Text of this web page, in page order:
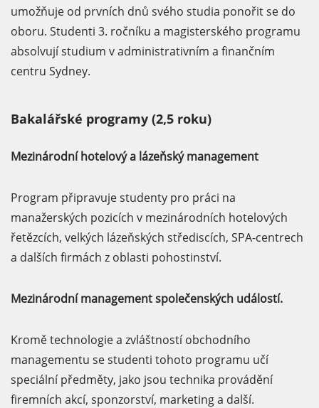
umožňuje od prvních dnů svého studia ponořit se do
oboru. Studenti 3. ročníku a magisterského programu
absolvují studium v administrativním a finančním
centru Sydney.
Bakalářské programy (2,5 roku)
Mezinárodní hotelový a lázeňský management
Program připravuje studenty pro práci na
manažerských pozicích v mezinárodních hotelových
řetězcích, velkých lázeňských střediscích, SPA-centrech
a dalších firmách z oblasti pohostinství.
Mezinárodní management společenských událostí.
Kromě technologie a zvláštností obchodního
managementu se studenti tohoto programu učí
speciální předměty, jako jsou technika provádění
firemních akcí, sponzorství, marketing a další.